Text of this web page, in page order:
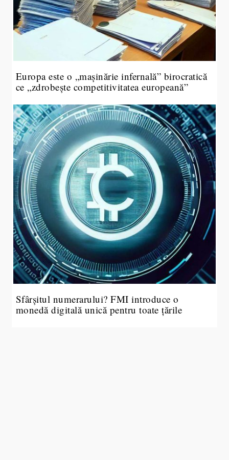
Europa este o „mașinărie infernală” birocratică
ce „zdrobește competitivitatea europeană”
Sfârșitul numerarului? FMI introduce o
monedă digitală unică pentru toate țările